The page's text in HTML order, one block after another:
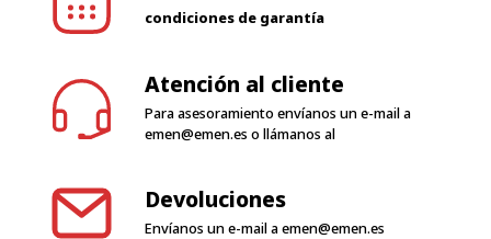
condiciones de garantía
Atención al cliente
Para asesoramiento envíanos un e-mail a
emen@emen.es o llámanos al
Devoluciones
Envíanos un e-mail aemen@emen.es